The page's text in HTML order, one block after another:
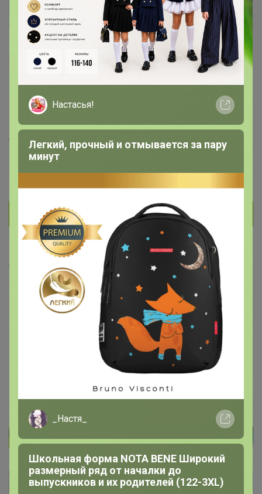
HelenBHK640
Гений СП
533 18 4 255 2
На сайте 17 минут назад
День рождения 26 апреля
Красноярск
В клубе с 7 ноября 2019 г.
Личное сообщение
Скопировать ссылку
Медали 2
Номинировать на медаль
Подпись
Настасья!
Легкий, прочный и отмывается за пару
минут
_Настя_
Школьная форма NOTA BENE Широкий
размерный ряд от началки до
выпускников и их родителей (122-3XL)